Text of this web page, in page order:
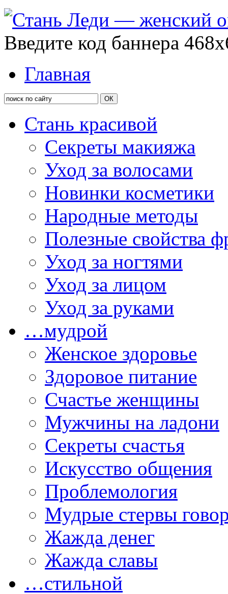
Введите код баннера
Главная
Стань красивой
Секреты макияжа
Уход за волосами
Новинки косметики
Народные методы
Полезные свойства
Уход за ногтями
Уход за лицом
Уход за руками
…мудрой
Женское здоровье
Здоровое питание
Счастье женщины
Мужчины на ладони
Секреты счастья
Искусство общения
Проблемология
Мудрые стервы
Жажда денег
Жажда славы
…стильной